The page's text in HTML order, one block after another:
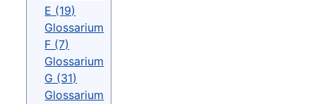
E (19)
Glossarium
F (7)
Glossarium
G (31)
Glossarium